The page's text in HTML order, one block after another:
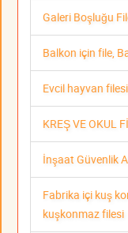
Galeri Boşluğu
Balkon için file,
Evcil hayvan
KREŞ VE OKUL
İnşaat Güvenlik
Fabrika içi kuş
kuşkonmaz filesi